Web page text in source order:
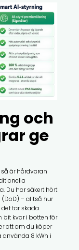
och
ge
är hårdvaran
Du har säkert hört
– alltså hur
tar skada.
bit kvar i botten för
att om du köper
använda 8 kWh i